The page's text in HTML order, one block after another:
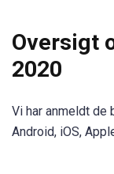
Oversigt
2020
Vi har anmeldt de
Android, iOS,